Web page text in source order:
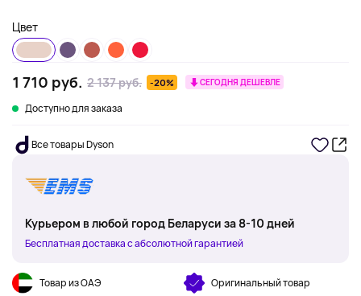
Цвет
1 710 руб. 2 137 руб. -20% СЕГОДНЯ ДЕШЕВЛЕ
Доступно для заказа
Все товары Dyson
Курьером в любой город Беларуси за 8-10 дней
Бесплатная доставка с абсолютной гарантией
Товар из ОАЭ Оригинальный товар